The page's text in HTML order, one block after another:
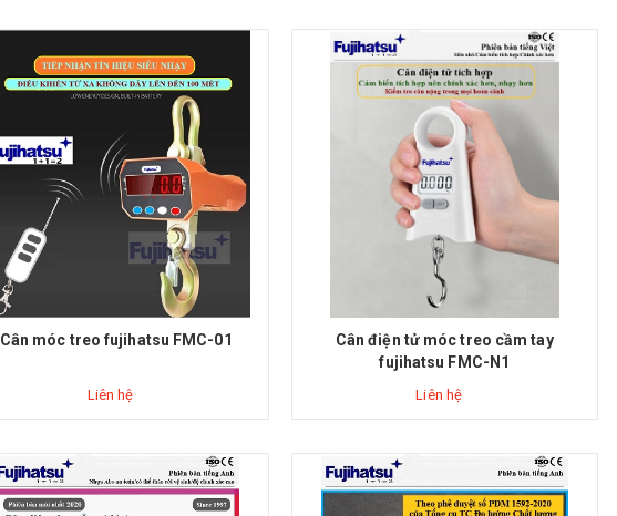
Cân móc treo fujihatsu FMC-01
Liên hệ
Cân điện tử móc treo cầm tay
fujihatsu FMC-N1
Liên hệ